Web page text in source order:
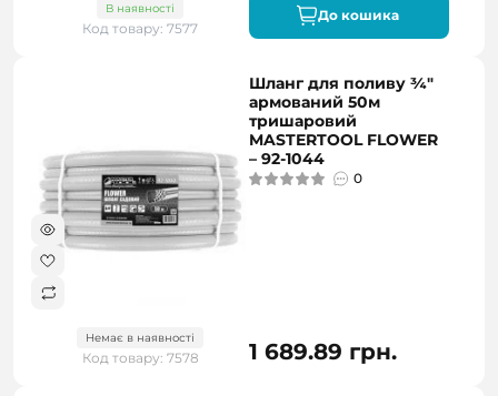
В наявності
Код товару: 7577
До кошика
Немає в наявності
Код товару: 7578
Шланг для поливу ¾"
армований 50м
тришаровий
MASTERTOOL FLOWER
– 92-1044
0
1 689.89 грн.